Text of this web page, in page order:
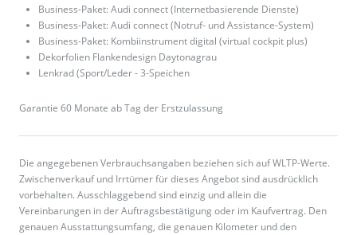
Business-Paket: Audi connect (Internetbasierende Dienste)
Business-Paket: Audi connect (Notruf- und Assistance-System)
Business-Paket: Kombiinstrument digital (virtual cockpit plus)
Dekorfolien Flankendesign Daytonagrau
Lenkrad (Sport/Leder - 3-Speichen
Garantie 60 Monate ab Tag der Erstzulassung
Die angegebenen Verbrauchsangaben beziehen sich auf WLTP-Werte.
Zwischenverkauf und Irrtümer für dieses Angebot sind ausdrücklich
vorbehalten. Ausschlaggebend sind einzig und allein die
Vereinbarungen in der Auftragsbestätigung oder im Kaufvertrag. Den
genauen Ausstattungsumfang, die genauen Kilometer und den